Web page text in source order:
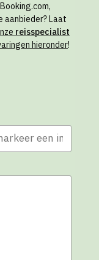
aanbieder? Laat
reisspecialist
hieronder!